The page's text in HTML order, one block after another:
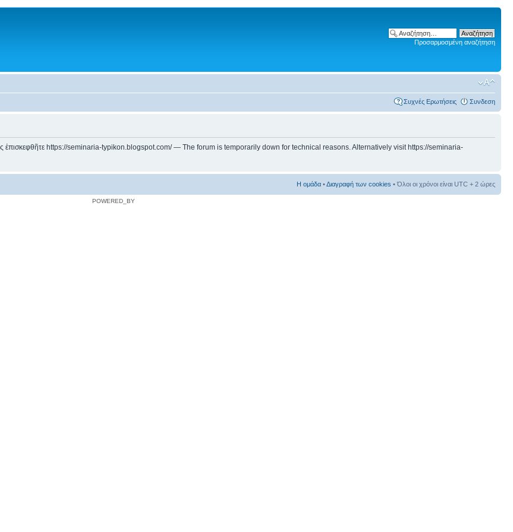
Προσαρμοσμένη αναζήτηση
Συχνές Ερωτήσεις Συνδεση
ἐπισκεφθῆτε https://seminaria-typikon.blogspot.com/ — The forum is temporarily down for technical reasons. Alternatively visit https://seminaria-
Η ομάδα •Διαγραφή των cookies • Όλοι οι χρόνοι είναι UTC + 2 ώρες
POWERED_BY